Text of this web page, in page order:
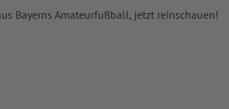
Bayerns Amateurfußball, jetzt reinschauen!